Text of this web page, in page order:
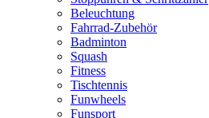
Beleuchtung
Fahrrad-Zubehör
Badminton
Squash
Fitness
Tischtennis
Funwheels
Funsport